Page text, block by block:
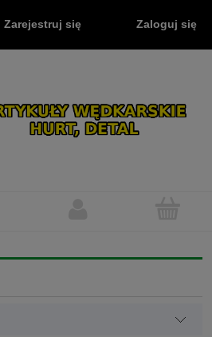
Zarejestruj się Zaloguj się